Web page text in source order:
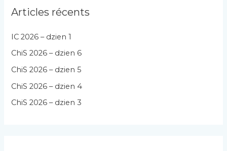
Articles récents
IC 2026 – dzien 1
ChiS 2026 – dzien 6
ChiS 2026 – dzien 5
ChiS 2026 – dzien 4
ChiS 2026 – dzien 3